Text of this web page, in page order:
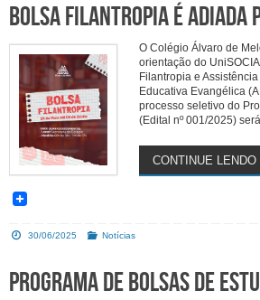
Bolsa Filantropia é adiada
O Colégio Álvaro de
orientação do
Filantropia e
Educativa Evangélica
processo seletivo do
(Edital nº 001/2025)
CONTINUE LENDO
30/06/2025 Notícias
Programa de Bolsas de